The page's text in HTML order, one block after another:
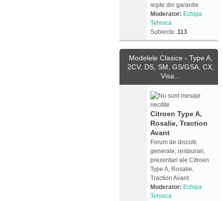
ieşite din garantie
Moderator: Echipa
Tehnica
Subiecte: 113
Modelele Clasice - Type A,
2CV, DS, SM, GS/GSA, CX,
Visa...
Citroen Type A,
Rosalie, Traction
Avant
Forum de discutii
generale, restaurari,
prezentari ale Citroen
Type A, Rosalie,
Traction Avant.
Moderator: Echipa
Tehnica